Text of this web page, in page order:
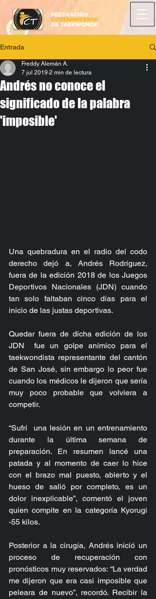
Entrada
Andrés no conoce el
significado de la palabra
'imposible'
Freddy Alemán A.
7 jul 2019 2 min de lectura
Una quebradura en el radio del codo
derecho dejó a, Andrés Rodríguez,
fuera de la edición 2018 de los Juegos
Deportivos Nacionales (JDN) cuando
tan solo faltaban cinco días para el
inicio de las justas deportivas.
Quedar fuera de dicha edición de los
JDN  fue un golpe anímico para el
taekwondista representante del cantón
de San José, sin embargo lo peor fue
cuando los médicos le dijeron que sería
muy poco probable que volviera a
competir.
“Sufrí  una lesión en un entrenamiento
durante la última semana de
preparación. En resumen lancé una
patada y al momento de caer lo hice
con el brazo mal puesto, abierto y el
hueso de salió por completo, es un
dolor inexplicable”, comentó el joven
quien compite en la categoría Kyorugi
-55 kilos.
Posterior a la cirugía, Andrés inició un
proceso de recuperación con
pronósticos muy reservados: “La verdad
me dijeron que era casi imposible que
peleara de nuevo”, recordó. Recibir la